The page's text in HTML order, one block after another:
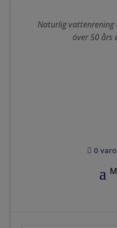
Naturlig
över 50 års
0